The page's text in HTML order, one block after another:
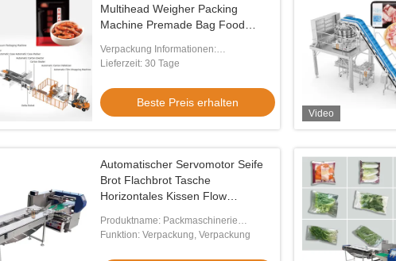
Multihead Weigher Packing
Machine Premade Bag Food
Verpackung Informationen:
Holzkofferverpackung
Lieferzeit: 30 Tage
Beste Preis erhalten
Video
Automatischer Servomotor Seife
Brot Flachbrot Tasche
Horizontales Kissen Flow
Tasche Verpackungsmaschine
Produktname: Packmaschinerie
Kissenbeutel
Funktion: Verpackung, Verpackung